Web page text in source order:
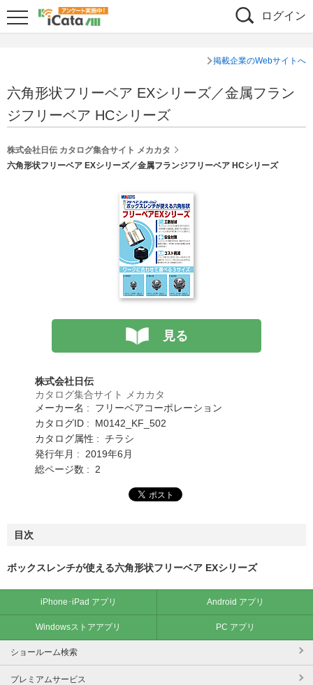
ログイン
掲載企業のWebサイトへ
六角形状フリーベア EXシリーズ／金属フラン
ジフリーベア HCシリーズ
株式会社日伝 カタログ集合サイト メカカタ
六角形状フリーベア EXシリーズ／金属フランジフリーベア HCシリーズ
見る
株式会社日伝
カタログ集合サイト メカカタ
メーカー名 : フリーベアコーポレーション
カタログID : M0142_KF_502
カタログ属性 : チラシ
発行年月 : 2019年6月
総ページ数 : 2
目次
ボックスレンチが使える六角形状フリーベア EXシリーズ
iPhone･iPad アプリ Android アプリ
Windowsストアアプリ PC アプリ
ショールーム検索
プレミアムサービス